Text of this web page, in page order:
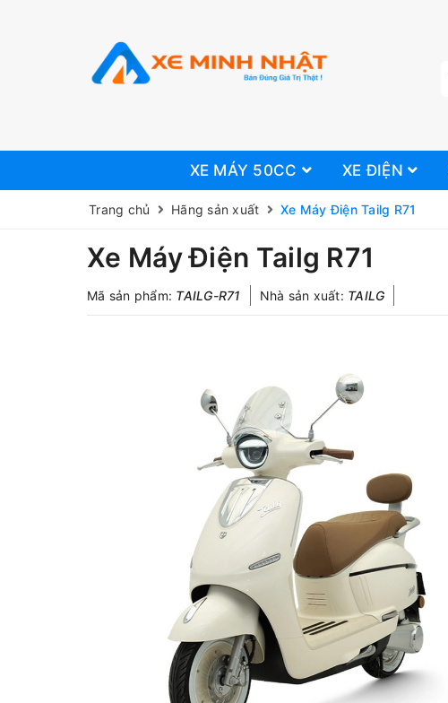
XE MÁY 50CC XE ĐIỆN
Trang chủ Hãng sản xuất Xe Máy Điện Tailg R71
Xe Máy Điện Tailg R71
Mã sản phẩm: TAILG-R71 Nhà sản xuất: TAILG